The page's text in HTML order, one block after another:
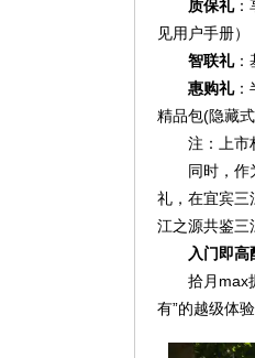
质保礼：
见用户手册）
智联礼：
惠购礼：
精品包(隐藏
注：上市
同时，作
礼，在宜宾三
江之源共鉴三
入门即
拾月max
有”的越级体